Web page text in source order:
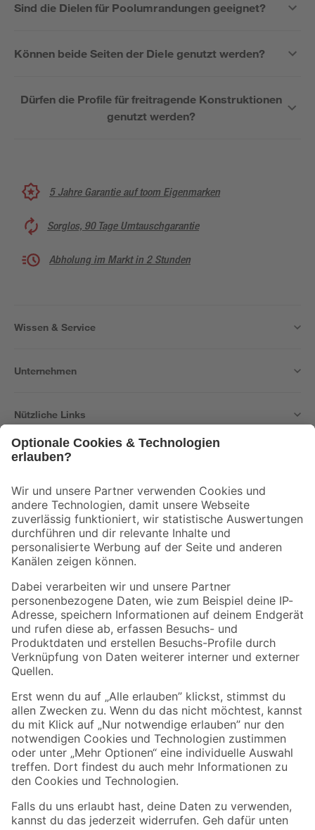
Sind die Dielen für Poolumrandungen geeignet?
Können beide Seiten der Diele genutzt werden?
Dürfen die Profile für freitragende Konstruktionen
genutzt werden?
5 Jahre Garantie auf toom Eigenmarken
Sorglos, 90 Tage Umtauschgarantie
Abholung im Markt in 2 Stunden
Wissen & Service
Unternehmen
Nützliche Links
Der toom Newsletter: Keine Angebote und Aktionen mehr verpassen!
Zur Newsletter Anmeldung
Folge uns
Zahlungsarten Versandarten
Sicher einkaufen
Jetzt die toom-App herunterladen
Alle Preisangaben in EUR inkl. gesetzl. MwSt.. Die dargestellten Angebote sind unter